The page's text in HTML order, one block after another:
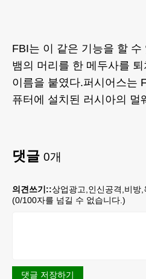
FBI는 이 같은 기능을 할
뱀의 머리를 한 메두사를 퇴
이름을 붙였다.퍼시어스는
퓨터에 설치된 러시아의 멀
댓글 0개
의견쓰기::상업광고,인신공격,비방
(0/100자를 넘길 수 없습니다.)
댓글 저장하기